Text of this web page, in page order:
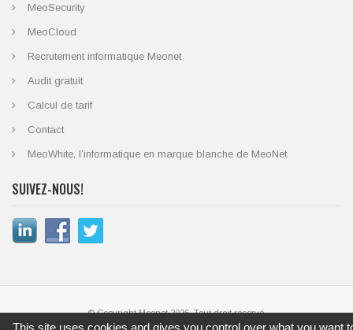
MeoSecurity
MeoCloud
Recrutement informatique Meonet
Audit gratuit
Calcul de tarif
Contact
MeoWhite, l’informatique en marque blanche de MeoNet
SUIVEZ-NOUS!
© Copyright Meonet 2026. Tout droit réservé.
This site uses cookies and gives you control over what you want